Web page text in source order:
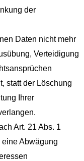
der
Daten nicht mehr
Verteidigung
statt der Löschung
Ihrer
Art. 21 Abs. 1
Abwägung